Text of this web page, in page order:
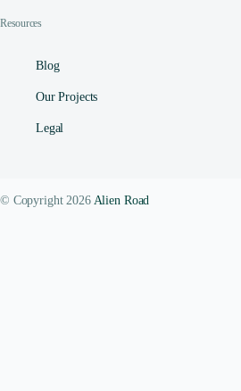
Resources
Blog
Our Projects
Legal
© Copyright 2026 Alien Road